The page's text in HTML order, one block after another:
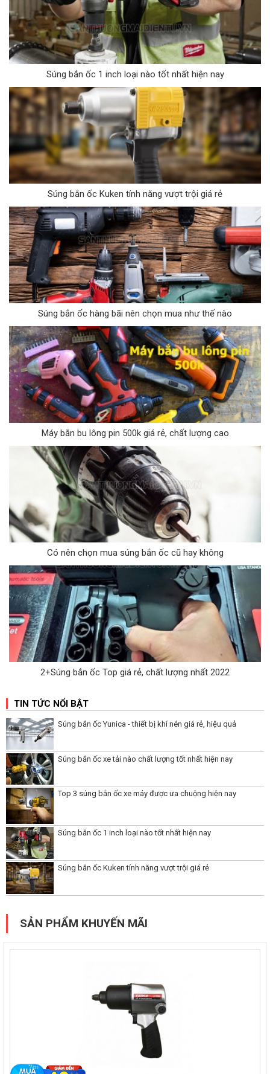
Súng bắn ốc 1 inch loại nào tốt nhất hiện nay
Súng bắn ốc Kuken tính năng vượt trội giá rẻ
Súng bắn ốc hàng bãi nên chọn mua như thế nào
Máy bắn bu lông pin 500k giá rẻ, chất lượng cao
Có nên chọn mua súng bắn ốc cũ hay không
2+Súng bắn ốc Top giá rẻ, chất lượng nhất 2022
TIN TỨC NỔI BẬT
Súng bắn ốc Yunica - thiết bị khí nén giá rẻ, hiệu quả
Súng bắn ốc xe tải nào chất lượng tốt nhất hiện nay
Top 3 súng bắn ốc xe máy được ưa chuộng hiện nay
Súng bắn ốc 1 inch loại nào tốt nhất hiện nay
Súng bắn ốc Kuken tính năng vượt trội giá rẻ
SẢN PHẨM KHUYẾN MÃI